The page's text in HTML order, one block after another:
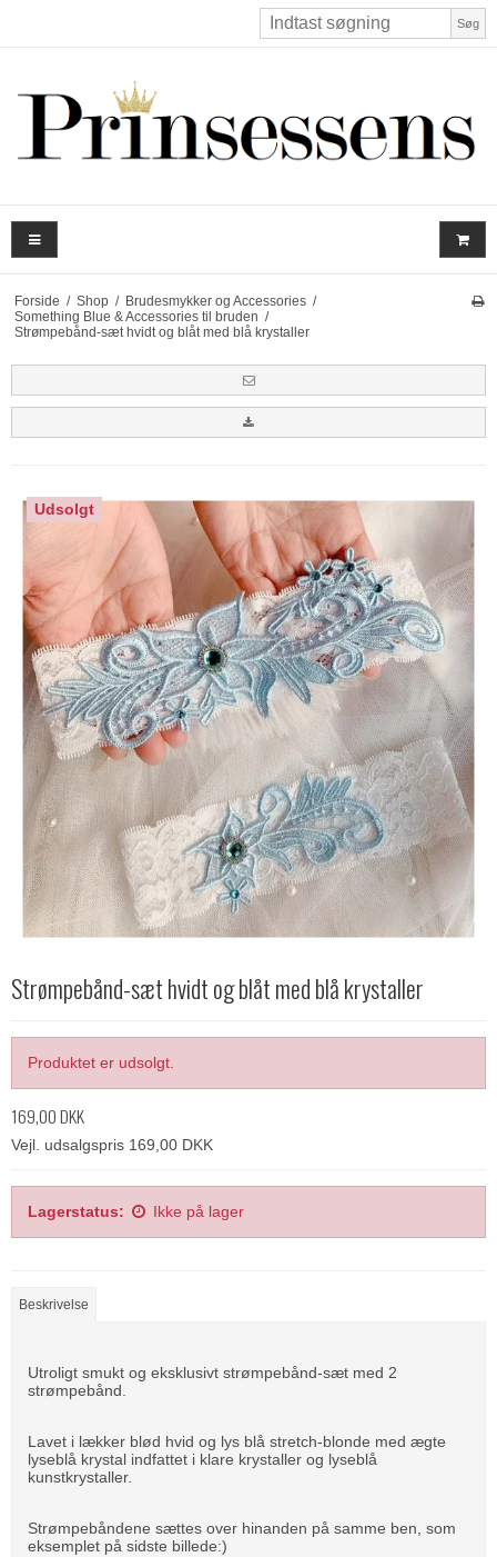
Søg
Forside / Shop / Brudesmykker og Accessories /
Something Blue & Accessories til bruden /
Strømpebånd-sæt hvidt og blåt med blå krystaller
Udsolgt
Strømpebånd-sæt hvidt og blåt med blå krystaller
Produktet er udsolgt.
169,00 DKK
Vejl. udsalgspris 169,00 DKK
Lagerstatus: Ikke på lager
Beskrivelse
Utroligt smukt og eksklusivt strømpebånd-sæt med 2
strømpebånd.
Lavet i lækker blød hvid og lys blå stretch-blonde med ægte
lyseblå krystal indfattet i klare krystaller og lyseblå
kunstkrystaller.
Strømpebåndene sættes over hinanden på samme ben, som
eksemplet på sidste billede:)